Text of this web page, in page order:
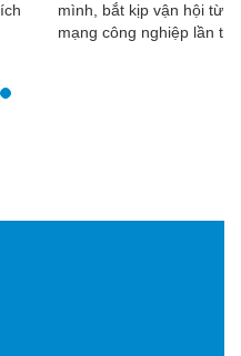
mình, bắt kịp vận hội từ Cách
mạng công nghiệp lần thứ 4